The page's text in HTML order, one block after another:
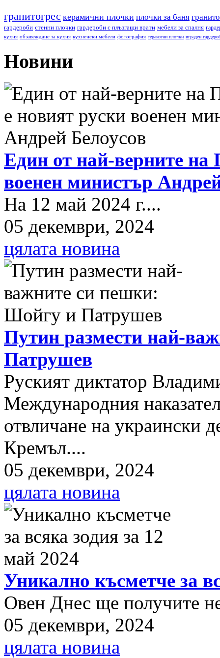
гранитогрес керамични плочки плочки за баня
гардероби стенни плочки гардероби с плъзгащи врати мебели за спалня
кухня обзавеждане за кухня кухненски мебели фотография теракотни плочки вграден
Новини
Един от най-верните на
военен министър
На 12 май 2024 г....
05 декември, 2024
цялата новина
Путин размести най-
Патрушев
Руският диктатор
Международния
отвличане на украински
Кремъл....
05 декември, 2024
цялата новина
Уникално късметче за
Овен Днес ще получите
05 декември, 2024
цялата новина